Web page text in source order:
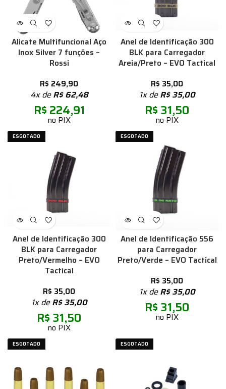
Alicate Multifuncional Aço
Inox Silver 7 funções –
Rossi
R$ 249,90
4x deR$62,48
R$ 224,91
no PIX
Anel de Identificação 300
BLK para Carregador
Areia/Preto – EVO Tactical
R$ 35,00
1x deR$35,00
R$ 31,50
no PIX
ESGOTADO
Anel de Identificação 300
BLK para Carregador
Preto/Vermelho – EVO
Tactical
R$ 35,00
1x deR$35,00
R$ 31,50
no PIX
ESGOTADO
Anel de Identificação 556
para Carregador
Preto/Verde – EVO Tactical
R$ 35,00
1x deR$35,00
R$ 31,50
no PIX
ESGOTADO ESGOTADO